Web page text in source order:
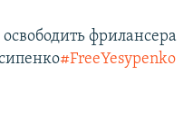
фрилансера
#FreeYesypenko